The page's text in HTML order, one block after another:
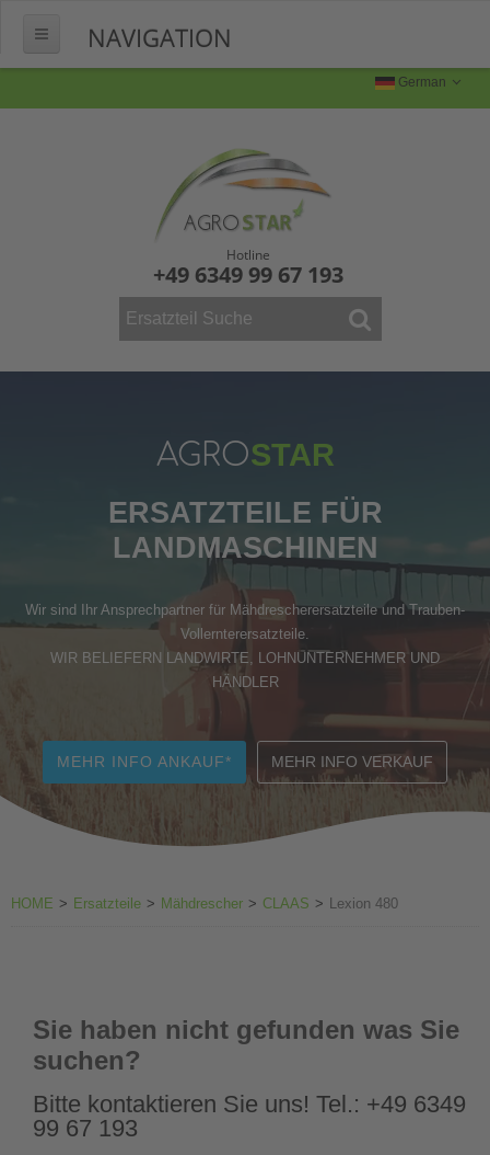
German
Hotline
+49 6349 99 67 193
NAVIGATION
Zubehör Weinbau
AGROSTAR
ERSATZTEILE FÜR
LANDMASCHINEN
Wir sind Ihr Ansprechpartner für Mähdrescherersatzteile und Trauben-
Vollernterersatzteile.
WIR BELIEFERN LANDWIRTE, LOHNUNTERNEHMER UND
HÄNDLER
MEHR INFO ANKAUF* MEHR INFO VERKAUF
HOME > Ersatzteile > Mähdrescher > CLAAS > Lexion 480
Sie haben nicht gefunden was Sie
suchen?
Bitte kontaktieren Sie uns! Tel.: +49 6349
99 67 193